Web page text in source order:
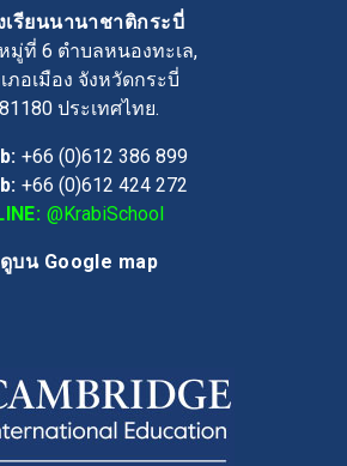
เรียนนานาชาติกระบี่
มู่ที่ 6 ตำบลหนองทะเล,
ภอเมือง จังหวัดกระบี่
81180 ประเทศไทย.
+66 (0)612 386 899
+66 (0)612 424 272
@KrabiSchool
ดูบน Google map